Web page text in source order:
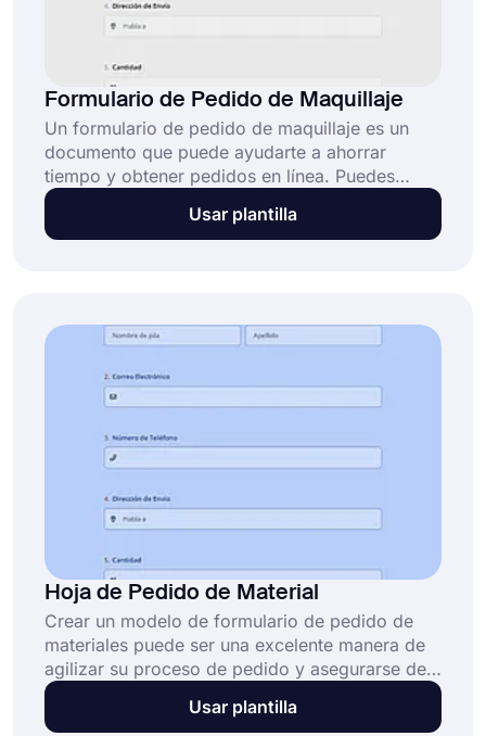
Formulario de Pedido de Maquillaje
Un formulario de pedido de maquillaje es un
documento que puede ayudarte a ahorrar
tiempo y obtener pedidos en línea. Puedes
crear fácilmente un formulario profesional y
detallado utilizando este modelo de formulario
directamente en tu formulario.
Usar plantilla
Hoja de Pedido de Material
Crear un modelo de formulario de pedido de
materiales puede ser una excelente manera de
agilizar su proceso de pedido y asegurarse de
que todos sus materiales sean comprados a
tiempo. Si está buscando una forma de
Usar plantilla